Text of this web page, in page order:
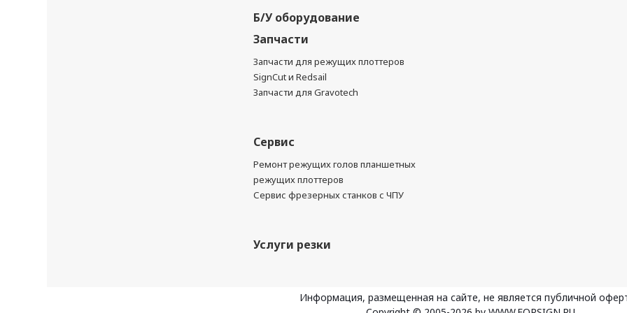
Б/У оборудование
Запчасти
Запчасти для режущих плоттеров
SignCut и Redsail
Запчасти для Gravotech
Сервис
Ремонт режущих голов планшетных
режущих плоттеров
Сервис фрезерных станков с ЧПУ
Услуги резки
Информация, размещенная на сайте, не является публичной